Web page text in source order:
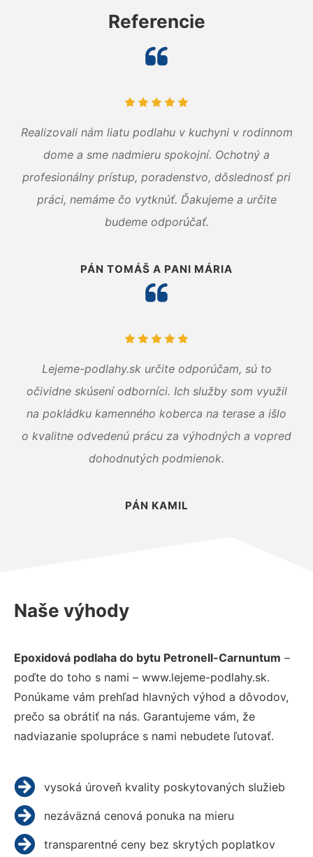
Referencie
Realizovali nám liatu podlahu v kuchyni v rodinnom
dome a sme nadmieru spokojní. Ochotný a
profesionálny prístup, poradenstvo, dôslednosť pri
práci, nemáme čo vytknúť. Ďakujeme a určite
budeme odporúčať.
PÁN TOMÁŠ A PANI MÁRIA
Lejeme-podlahy.sk určite odporúčam, sú to
očividne skúsení odborníci. Ich služby som využil
na pokládku kamenného koberca na terase a išlo
o kvalitne odvedenú prácu za výhodných a vopred
dohodnutých podmienok.
PÁN KAMIL
Naše výhody
Epoxidová podlaha do bytu Petronell-Carnuntum –
poďte do toho s nami – www.lejeme-podlahy.sk.
Ponúkame vám prehľad hlavných výhod a dôvodov,
prečo sa obrátiť na nás. Garantujeme vám, že
nadviazanie spolupráce s nami nebudete ľutovať.
vysoká úroveň kvality poskytovaných služieb
nezáväzná cenová ponuka na mieru
transparentné ceny bez skrytých poplatkov